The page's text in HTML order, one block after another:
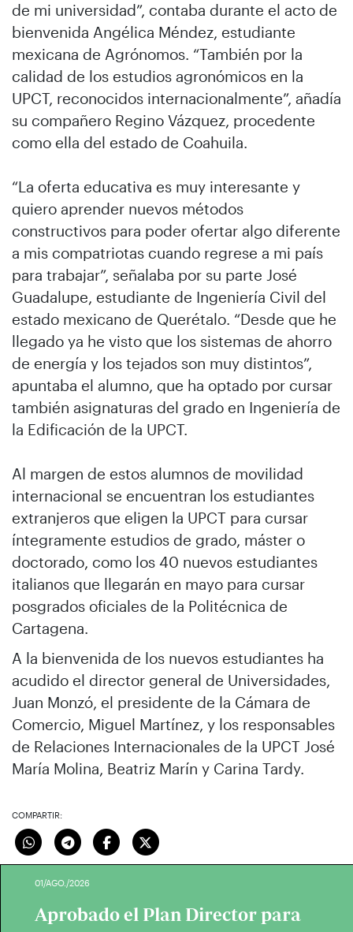
de mi universidad”, contaba durante el acto de
bienvenida Angélica Méndez, estudiante
mexicana de Agrónomos. “También por la
calidad de los estudios agronómicos en la
UPCT, reconocidos internacionalmente”, añadía
su compañero Regino Vázquez, procedente
como ella del estado de Coahuila.
“La oferta educativa es muy interesante y
quiero aprender nuevos métodos
constructivos para poder ofertar algo diferente
a mis compatriotas cuando regrese a mi país
para trabajar”, señalaba por su parte José
Guadalupe, estudiante de Ingeniería Civil del
estado mexicano de Querétalo. “Desde que he
llegado ya he visto que los sistemas de ahorro
de energía y los tejados son muy distintos”,
apuntaba el alumno, que ha optado por cursar
también asignaturas del grado en Ingeniería de
la Edificación de la UPCT.
Al margen de estos alumnos de movilidad
internacional se encuentran los estudiantes
extranjeros que eligen la UPCT para cursar
íntegramente estudios de grado, máster o
doctorado, como los 40 nuevos estudiantes
italianos que llegarán en mayo para cursar
posgrados oficiales de la Politécnica de
Cartagena.
A la bienvenida de los nuevos estudiantes ha
acudido el director general de Universidades,
Juan Monzó, el presidente de la Cámara de
Comercio, Miguel Martínez, y los responsables
de Relaciones Internacionales de la UPCT José
María Molina, Beatriz Marín y Carina Tardy.
COMPARTIR:
01/AGO./2026
Aprobado el Plan Director para